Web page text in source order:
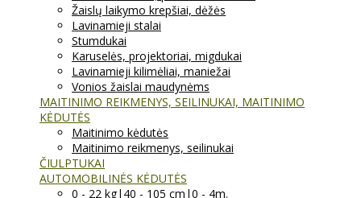
Žaislų laikymo krepšiai, dėžės
Lavinamieji stalai
Stumdukai
Karuselės, projektoriai, migdukai
Lavinamieji kilimėliai, maniežai
Vonios žaislai maudynėms
MAITINIMO REIKMENYS, SEILINUKAI, MAITINIMO
KĖDUTĖS
Maitinimo kėdutės
Maitinimo reikmenys, seilinukai
ČIULPTUKAI
AUTOMOBILINĖS KĖDUTĖS
0 - 22 kg|40 - 105 cm|0 - 4m.